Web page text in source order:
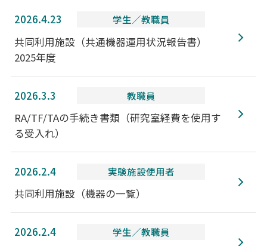
2026.4.23 学生／教職員
共同利用施設（共通機器運用状況報告書）
2025年度
2026.3.3 教職員
RA/TF/TAの手続き書類（研究室経費を使用す
る受入れ）
2026.2.4 実験施設使用者
共同利用施設（機器の一覧）
2026.2.4 学生／教職員